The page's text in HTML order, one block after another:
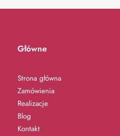
Główne
Strona główna
Zamówienia
Realizacje
Blog
Kontakt